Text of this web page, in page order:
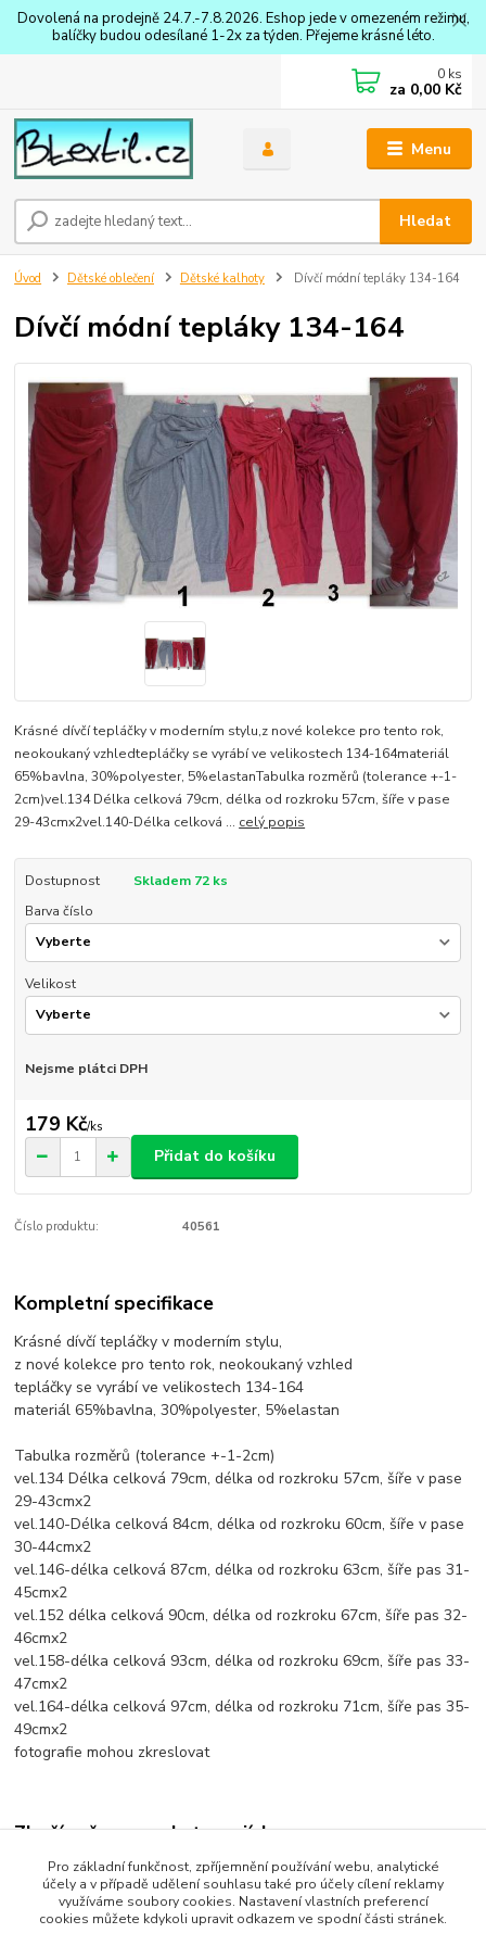
Dovolená na prodejně 24.7.-7.8.2026. Eshop jede v omezeném režimu,
balíčky budou odesílané 1-2x za týden. Přejeme krásné léto.
Menu
Hledat
0 ks
za 0,00 Kč
Úvod Dětské oblečení Dětské kalhoty Dívčí módní tepláky 134-164
Dívčí módní tepláky 134-164
Krásné dívčí tepláčky v moderním stylu,z nové kolekce pro tento rok,
neokoukaný vzhledtepláčky se vyrábí ve velikostech 134-164materiál
65%bavlna, 30%polyester, 5%elastanTabulka rozměrů (tolerance +-1-
2cm)vel.134 Délka celková 79cm, délka od rozkroku 57cm, šíře v pase
29-43cmx2vel.140-Délka celková ... celý popis
Dostupnost
Skladem 72 ks
Barva číslo
Velikost
Nejsme plátci DPH
179 Kč/ks
Přidat do košíku
Číslo produktu: 40561
Kompletní specifikace
Krásné dívčí tepláčky v moderním stylu,
z nové kolekce pro tento rok, neokoukaný vzhled
tepláčky se vyrábí ve velikostech 134-164
materiál 65%bavlna, 30%polyester, 5%elastan
Tabulka rozměrů (tolerance +-1-2cm)
vel.134 Délka celková 79cm, délka od rozkroku 57cm, šíře v pase
29-43cmx2
vel.140-Délka celková 84cm, délka od rozkroku 60cm, šíře v pase
30-44cmx2
vel.146-délka celková 87cm, délka od rozkroku 63cm, šíře pas 31-
45cmx2
vel.152 délka celková 90cm, délka od rozkroku 67cm, šíře pas 32-
46cmx2
vel.158-délka celková 93cm, délka od rozkroku 69cm, šíře pas 33-
47cmx2
vel.164-délka celková 97cm, délka od rozkroku 71cm, šíře pas 35-
49cmx2
fotografie mohou zkreslovat
Zboží zařazeno v kategoriích
Dětské oblečení
Dětské kalhoty
Pro základní funkčnost, zpříjemnění používání webu, analytické
účely a v případě udělení souhlasu také pro účely cílení reklamy
využíváme soubory cookies. Nastavení vlastních preferencí
cookies můžete kdykoli upravit odkazem ve spodní části stránek.